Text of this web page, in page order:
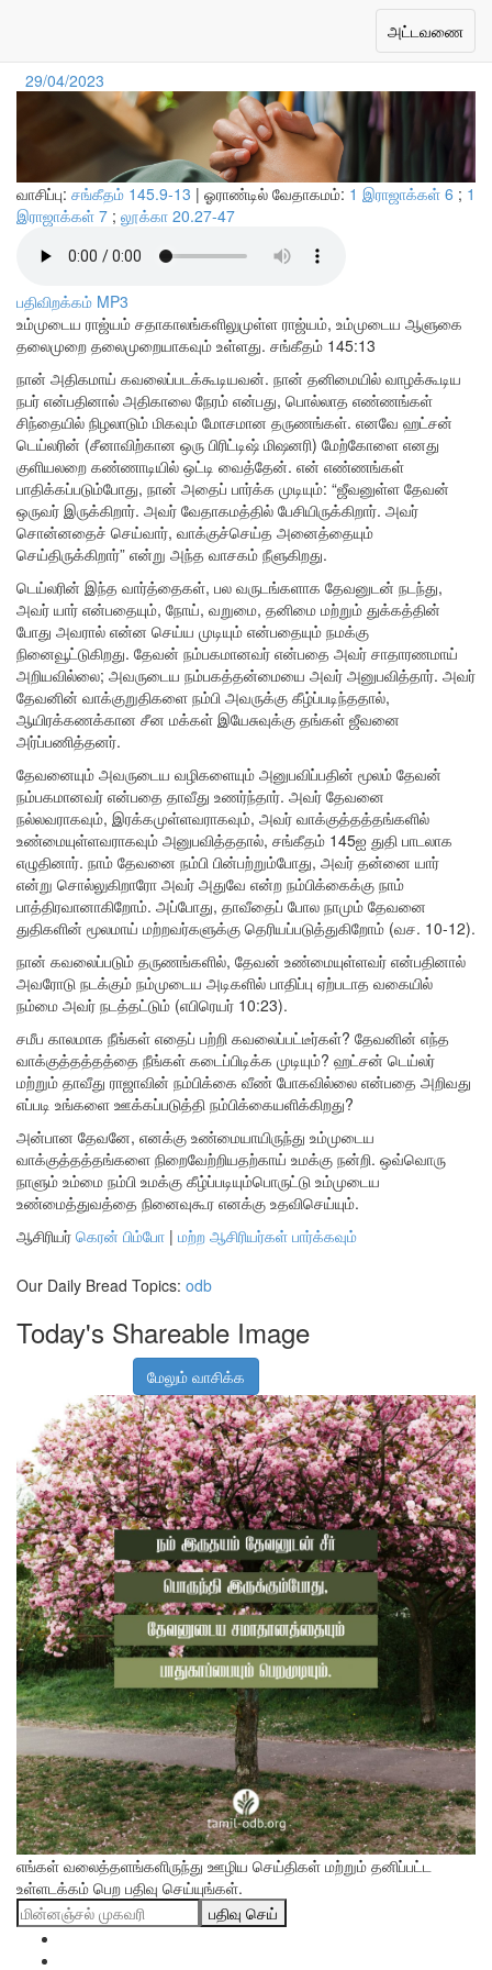
Toggle
navigation
அட்டவணை
29/04/2023
வாசிப்பு: சங்கீதம் 145.9-13 | ஓராண்டில் வேதாகமம்: 1 இராஜாக்கள் 6 ; 1
இராஜாக்கள் 7 ; லூக்கா 20.27-47
பதிவிறக்கம் MP3
உம்முடைய ராஜ்யம் சதாகாலங்களிலுமுள்ள ராஜ்யம், உம்முடைய ஆளுகை
தலைமுறை தலைமுறையாகவும் உள்ளது. சங்கீதம் 145:13
நான் அதிகமாய் கவலைப்படக்கூடியவன். நான் தனிமையில் வாழக்கூடிய
நபர் என்பதினால் அதிகாலை நேரம் என்பது, பொல்லாத எண்ணங்கள்
சிந்தையில் நிழலாடும் மிகவும் மோசமான தருணங்கள். எனவே ஹட்சன்
டெய்லரின் (சீனாவிற்கான ஒரு பிரிட்டிஷ் மிஷனரி) மேற்கோளை எனது
குளியலறை கண்ணாடியில் ஒட்டி வைத்தேன். என் எண்ணங்கள்
பாதிக்கப்படும்போது, நான் அதைப் பார்க்க முடியும்: “ஜீவனுள்ள தேவன்
ஒருவர் இருக்கிறார். அவர் வேதாகமத்தில் பேசியிருக்கிறார். அவர்
சொன்னதைச் செய்வார், வாக்குச்செய்த அனைத்தையும்
செய்திருக்கிறார்” என்று அந்த வாசகம் நீளுகிறது.
டெய்லரின் இந்த வார்த்தைகள், பல வருடங்களாக தேவனுடன் நடந்து,
அவர் யார் என்பதையும், நோய், வறுமை, தனிமை மற்றும் துக்கத்தின்
போது அவரால் என்ன செய்ய முடியும் என்பதையும் நமக்கு
நினைவூட்டுகிறது. தேவன் நம்பகமானவர் என்பதை அவர் சாதாரணமாய்
அறியவில்லை; அவருடைய நம்பகத்தன்மையை அவர் அனுபவித்தார். அவர்
தேவனின் வாக்குறுதிகளை நம்பி அவருக்கு கீழ்ப்படிந்ததால்,
ஆயிரக்கணக்கான சீன மக்கள் இயேசுவுக்கு தங்கள் ஜீவனை
அர்ப்பணித்தனர்.
தேவனையும் அவருடைய வழிகளையும் அனுபவிப்பதின் மூலம் தேவன்
நம்பகமானவர் என்பதை தாவீது உணர்ந்தார். அவர் தேவனை
நல்லவராகவும், இரக்கமுள்ளவராகவும், அவர் வாக்குத்தத்தங்களில்
உண்மையுள்ளவராகவும் அனுபவித்ததால், சங்கீதம் 145ஐ துதி பாடலாக
எழுதினார். நாம் தேவனை நம்பி பின்பற்றும்போது, அவர் தன்னை யார்
என்று சொல்லுகிறாரோ அவர் அதுவே என்ற நம்பிக்கைக்கு நாம்
பாத்திரவானாகிறோம். அப்போது, தாவீதைப் போல நாமும் தேவனை
துதிகளின் மூலமாய் மற்றவர்களுக்கு தெரியப்படுத்துகிறோம் (வச. 10-12).
நான் கவலைப்படும் தருணங்களில், தேவன் உண்மையுள்ளவர் என்பதினால்
அவரோடு நடக்கும் நம்முடைய அடிகளில் பாதிப்பு ஏற்படாத வகையில்
நம்மை அவர் நடத்தட்டும் (எபிரெயர் 10:23).
சமீப காலமாக நீங்கள் எதைப் பற்றி கவலைப்பட்டீர்கள்? தேவனின் எந்த
வாக்குத்தத்தத்தை நீங்கள் கடைப்பிடிக்க முடியும்? ஹட்சன் டெய்லர்
மற்றும் தாவீது ராஜாவின் நம்பிக்கை வீண் போகவில்லை என்பதை அறிவது
எப்படி உங்களை ஊக்கப்படுத்தி நம்பிக்கையளிக்கிறது?
அன்பான தேவனே, எனக்கு உண்மையாயிருந்து உம்முடைய
வாக்குத்தத்தங்களை நிறைவேற்றியதற்காய் உமக்கு நன்றி. ஒவ்வொரு
நாளும் உம்மை நம்பி உமக்கு கீழ்ப்படியும்பொருட்டு உம்முடைய
உண்மைத்துவத்தை நினைவுகூர எனக்கு உதவிசெய்யும்.
ஆசிரியர் கெரன் பிம்போ | மற்ற ஆசிரியர்கள் பார்க்கவும்
Our Daily Bread Topics: odb
Today's Shareable Image
மேலும் வாசிக்க
எங்கள் வலைத்தளங்களிருந்து ஊழிய செய்திகள் மற்றும் தனிப்பட்ட
உள்ளடக்கம் பெற பதிவு செய்யுங்கள்.
பதிவு செய்